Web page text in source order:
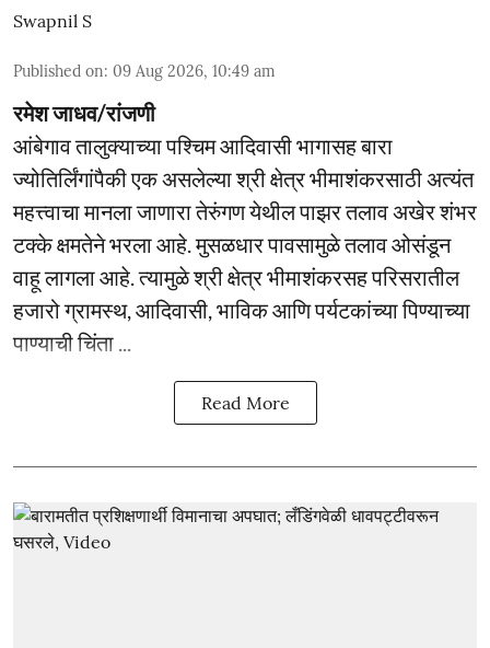
Swapnil S
Published on: 09 Aug 2026, 10:49 am
रमेश जाधव/रांजणी
आंबेगाव तालुक्याच्या पश्चिम आदिवासी भागासह बारा
ज्योतिर्लिंगांपैकी एक असलेल्या श्री क्षेत्र भीमाशंकरसाठी अत्यंत
महत्त्वाचा मानला जाणारा तेरुंगण येथील पाझर तलाव अखेर शंभर
टक्के क्षमतेने भरला आहे. मुसळधार पावसामुळे तलाव ओसंडून
वाहू लागला आहे. त्यामुळे श्री क्षेत्र भीमाशंकरसह परिसरातील
हजारो ग्रामस्थ, आदिवासी, भाविक आणि पर्यटकांच्या पिण्याच्या
पाण्याची चिंता ...
Read More